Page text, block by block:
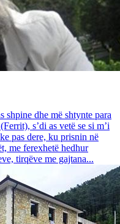
shpine dhe më shtynte para
s’di as vetë se si m’i
pas dere, ku prisnin në
me ferexhetë hedhur
tirqëve me gajtana...